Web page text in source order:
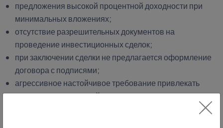
предложения высокой процентной доходности при
минимальных вложениях;
отсутствие разрешительных документов на
проведение инвестиционных сделок;
при заключении сделки не предлагается оформление
договора с подписями;
агрессивное настойчивое требование привлекать
родственников, друзей или знакомых вкладывать в